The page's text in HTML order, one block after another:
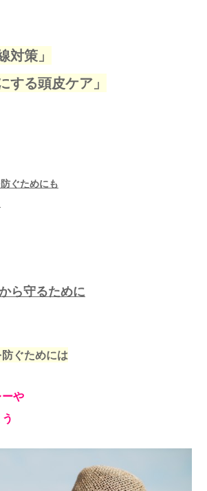
対策」
する頭皮ケア」
ぐためにも
ら守るために
ぐためには
や